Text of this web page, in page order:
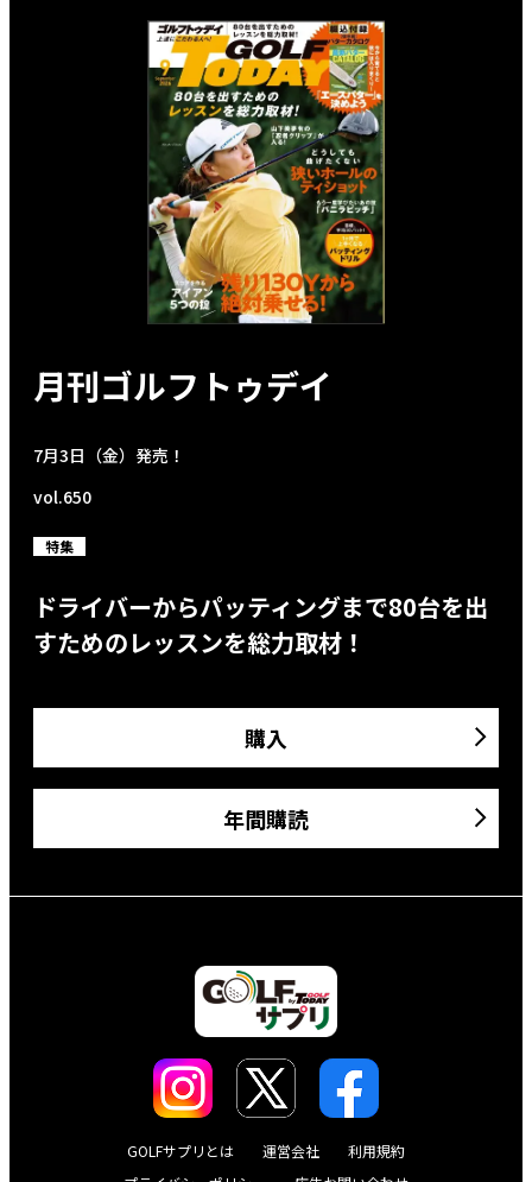
月刊ゴルフトゥデイ
7月3日（金）発売！
vol.650
特集
ドライバーからパッティングまで80台を出
すためのレッスンを総力取材！
購入
年間購読
GOLFサプリとは 運営会社
利用規約